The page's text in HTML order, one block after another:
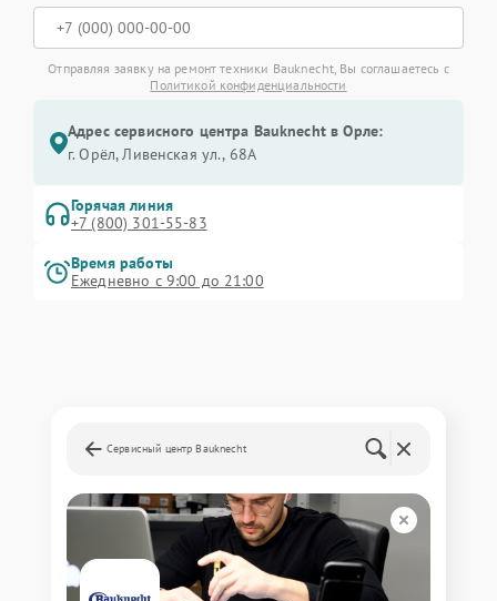
Отправляя заявку на ремонт техники Bauknecht, Вы соглашаетесь с
Политикой конфиденциальности
Адрес сервисного центра Bauknecht в Орле:
г. Орёл, Ливенская ул., 68А
Горячая линия
+7 (800) 301-55-83
Время работы
Ежедневно с 9:00 до 21:00
Сервисный центр Bauknecht